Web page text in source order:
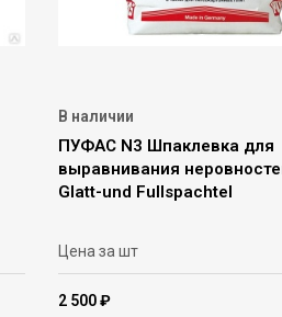
В наличии
ПУФАС N3 Шпаклевка для
выравнивания
Glatt-und Fullspachtel
Цена за шт
2 500 ₽